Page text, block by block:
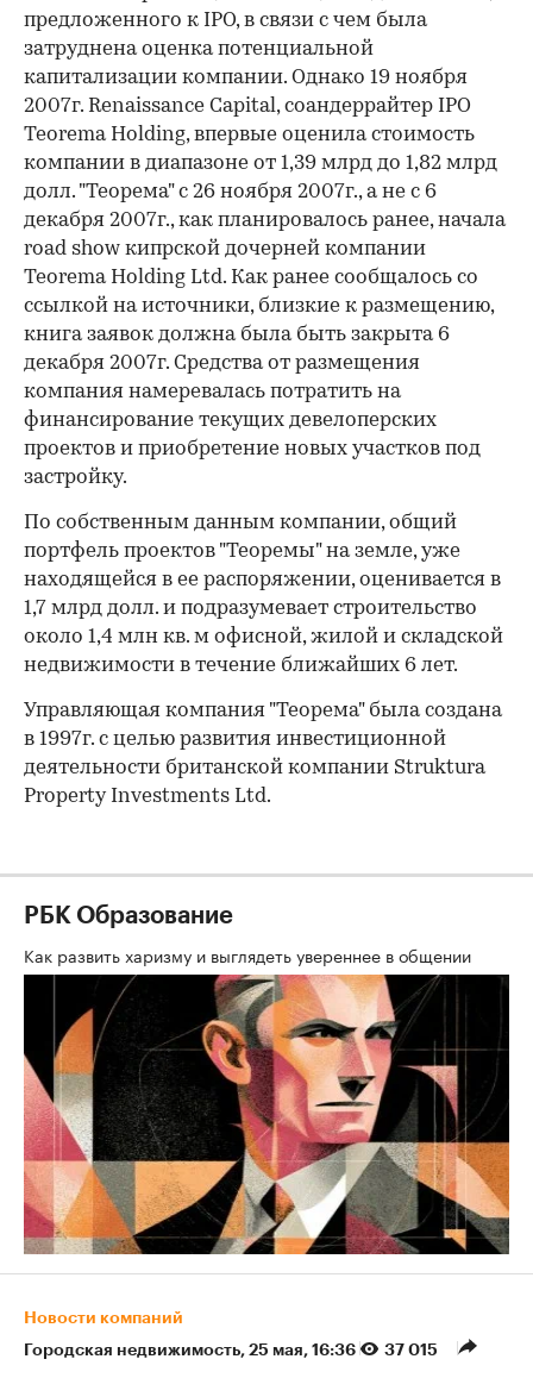
предложенного к IPO, в связи с чем была
затруднена оценка потенциальной
капитализации компании. Однако 19 ноября
2007г. Renaissance Capital, соандеррайтер IPO
Teorema Holding, впервые оценила стоимость
компании в диапазоне от 1,39 млрд до 1,82 млрд
долл. "Теорема" с 26 ноября 2007г., а не с 6
декабря 2007г., как планировалось ранее, начала
road show кипрской дочерней компании
Teorema Holding Ltd. Как ранее сообщалось со
ссылкой на источники, близкие к размещению,
книга заявок должна была быть закрыта 6
декабря 2007г. Средства от размещения
компания намеревалась потратить на
финансирование текущих девелоперских
проектов и приобретение новых участков под
застройку.
По собственным данным компании, общий
портфель проектов "Теоремы" на земле, уже
находящейся в ее распоряжении, оценивается в
1,7 млрд долл. и подразумевает строительство
около 1,4 млн кв. м офисной, жилой и складской
недвижимости в течение ближайших 6 лет.
Управляющая компания "Теорема" была создана
в 1997г. с целью развития инвестиционной
деятельности британской компании Struktura
Property Investments Ltd.
РБК Образование
Как развить харизму и выглядеть увереннее в общении
Новости компаний
Городская недвижимость⁠, 25 мая, 16:36 37 015